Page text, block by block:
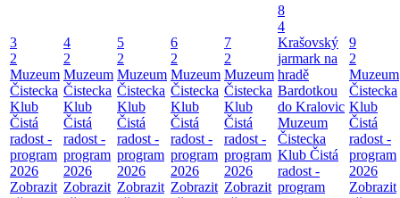
3
2
Muzeum
Čistecka
Klub
Čistá
radost -
program
2026
Zobrazit
4
2
Muzeum
Čistecka
Klub
Čistá
radost -
program
2026
Zobrazit
5
2
Muzeum
Čistecka
Klub
Čistá
radost -
program
2026
Zobrazit
6
2
Muzeum
Čistecka
Klub
Čistá
radost -
program
2026
Zobrazit
7
2
Muzeum
Čistecka
Klub
Čistá
radost -
program
2026
Zobrazit
8
4
Krašovský
jarmark na
hradě
Bardotkou
do Kralovic
Muzeum
Čistecka
Klub Čistá
radost -
program
9
2
Muzeum
Čistecka
Klub
Čistá
radost -
program
2026
Zobrazit